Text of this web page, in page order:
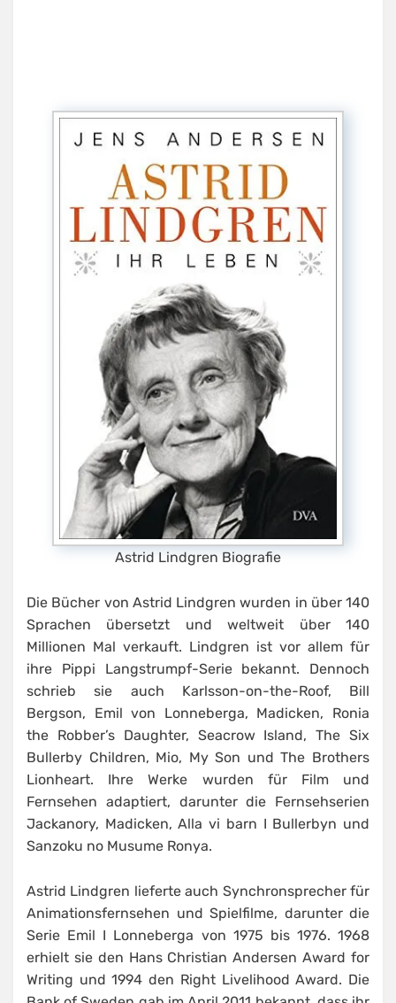
Astrid Lindgren Biografie
Die Bücher von Astrid Lindgren wurden in über 140
Sprachen übersetzt und weltweit über 140
Millionen Mal verkauft. Lindgren ist vor allem für
ihre Pippi Langstrumpf-Serie bekannt. Dennoch
schrieb sie auch Karlsson-on-the-Roof, Bill
Bergson, Emil von Lonneberga, Madicken, Ronia
the Robber’s Daughter, Seacrow Island, The Six
Bullerby Children, Mio, My Son und The Brothers
Lionheart. Ihre Werke wurden für Film und
Fernsehen adaptiert, darunter die Fernsehserien
Jackanory, Madicken, Alla vi barn I Bullerbyn und
Sanzoku no Musume Ronya.
Astrid Lindgren lieferte auch Synchronsprecher für
Animationsfernsehen und Spielfilme, darunter die
Serie Emil I Lonneberga von 1975 bis 1976. 1968
erhielt sie den Hans Christian Andersen Award for
Writing und 1994 den Right Livelihood Award. Die